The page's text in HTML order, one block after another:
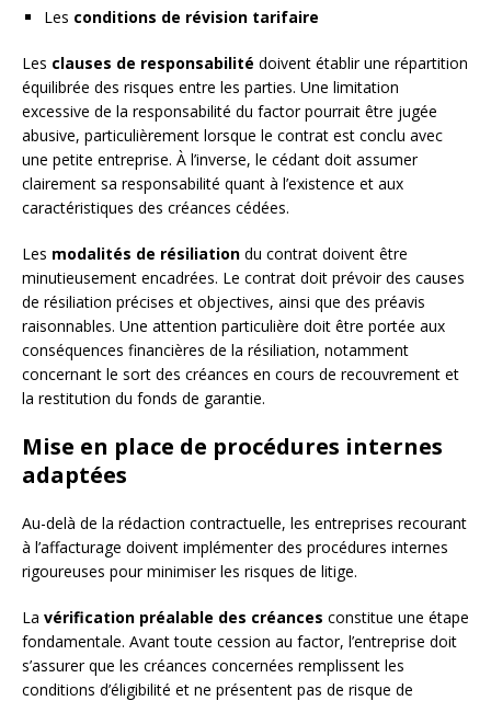
Les conditions de révision tarifaire
Les clauses de responsabilité doivent établir une répartition
équilibrée des risques entre les parties. Une limitation
excessive de la responsabilité du factor pourrait être jugée
abusive, particulièrement lorsque le contrat est conclu avec
une petite entreprise. À l’inverse, le cédant doit assumer
clairement sa responsabilité quant à l’existence et aux
caractéristiques des créances cédées.
Les modalités de résiliation du contrat doivent être
minutieusement encadrées. Le contrat doit prévoir des causes
de résiliation précises et objectives, ainsi que des préavis
raisonnables. Une attention particulière doit être portée aux
conséquences financières de la résiliation, notamment
concernant le sort des créances en cours de recouvrement et
la restitution du fonds de garantie.
Mise en place de procédures internes
adaptées
Au-delà de la rédaction contractuelle, les entreprises recourant
à l’affacturage doivent implémenter des procédures internes
rigoureuses pour minimiser les risques de litige.
La vérification préalable des créances constitue une étape
fondamentale. Avant toute cession au factor, l’entreprise doit
s’assurer que les créances concernées remplissent les
conditions d’éligibilité et ne présentent pas de risque de